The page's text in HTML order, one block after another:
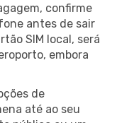
confirme
antes de sair
SIM local, será
embora
de
até ao seu